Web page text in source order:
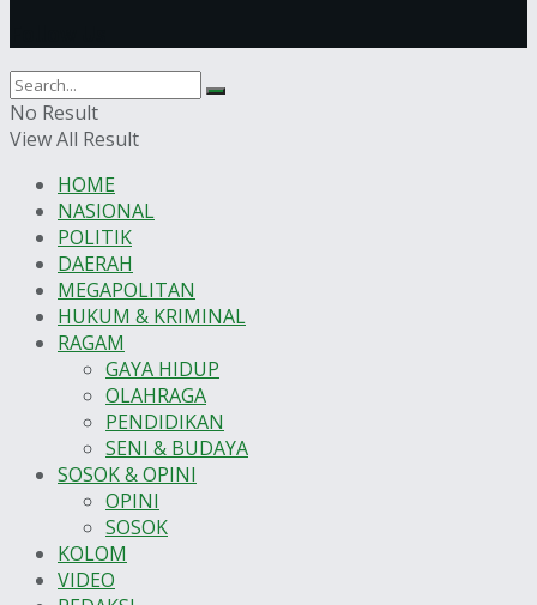
No Result
View All Result
HOME
NASIONAL
POLITIK
DAERAH
MEGAPOLITAN
HUKUM & KRIMINAL
RAGAM
GAYA HIDUP
OLAHRAGA
PENDIDIKAN
SENI & BUDAYA
SOSOK & OPINI
OPINI
SOSOK
KOLOM
VIDEO